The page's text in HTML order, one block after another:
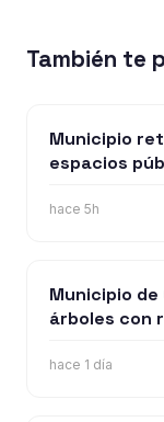
También te
Municipio
espacios
hace 5h
Municipio de
árboles con
hace 1 día